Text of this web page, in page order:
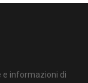
e informazioni di